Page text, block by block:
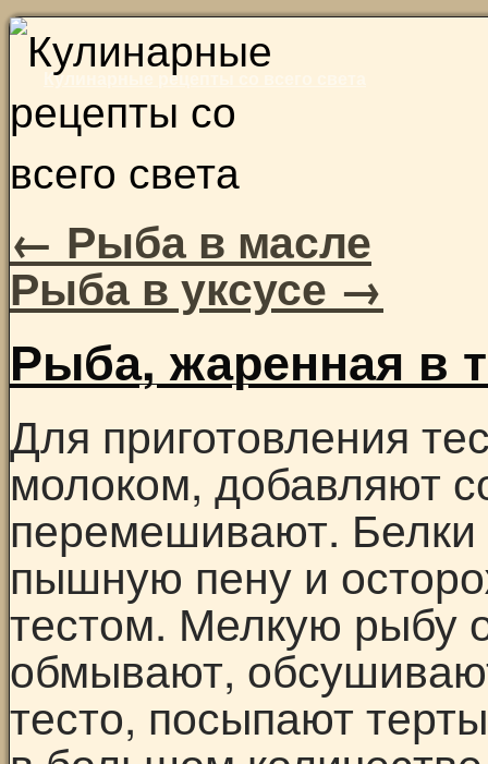
Кулинарные рецепты со всего света
Skip
content
← Рыба в масле
Рыба в уксусе→
Рыба, жаренная в
Для приготовления
молоком, добавляют
перемешивают.
пышную пену и
тестом. Мелкую рыбу
обмывают,
тесто, посыпают